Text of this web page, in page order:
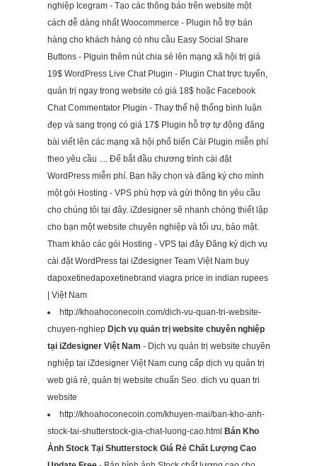
nghiệp Icegram - Tạo các thông báo trên website một
cách dễ dàng nhất Woocommerce - Plugin hỗ trợ bán
hàng cho khách hàng có nhu cầu Easy Social Share
Buttons - Plguin thêm nút chia sẻ lên mạng xã hội trị giá
19$ WordPress Live Chat Plugin - Plugin Chat trực tuyến,
quản trị ngay trong website có giá 18$ hoặc Facebook
Chat Commentator Plugin - Thay thế hệ thống bình luận
đẹp và sang trọng có giá 17$ Plugin hỗ trợ tự động đăng
bài viết lên các mạng xã hội phổ biến Cài Plugin miễn phí
theo yêu cầu .... Để bắt đầu chương trình cài đặt
WordPress miễn phí. Bạn hãy chọn và đăng ký cho mình
một gói Hosting - VPS phù hợp và gửi thông tin yêu cầu
cho chúng tôi tại đây. iZdesigner sẽ nhanh chóng thiết lập
cho bạn một website chuyên nghiệp và tối ưu, bảo mật.
Tham khảo các gói Hosting - VPS tại đây Đăng ký dịch vụ
cài đặt WordPress tại iZdesigner Team Việt Nam buy
dapoxetinedapoxetinebrand viagra price in indian rupees
| Việt Nam
http://khoahoconecoin.com/dich-vu-quan-tri-website-
chuyen-nghiep Dịch vụ quản trị website chuyên nghiệp
tại iZdesigner Việt Nam - Dịch vụ quản trị website chuyên
nghiệp tại iZdesigner Việt Nam cung cấp dịch vụ quản trị
web giá rẻ, quản trị website chuẩn Seo. dich vu quan tri
website
http://khoahoconecoin.com/khuyen-mai/ban-kho-anh-
stock-tai-shutterstock-gia-chat-luong-cao.html Bán Kho
Ảnh Stock Tại Shutterstock Giá Rẻ Chất Lượng Cao